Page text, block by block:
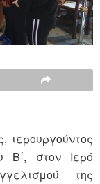
ιερουργούντος
Β΄, στον Ιερό
της